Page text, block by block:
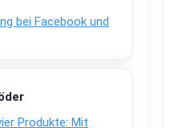
bei Facebook und
Produkte: Mit